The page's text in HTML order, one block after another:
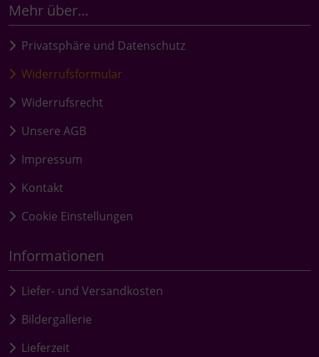
Mehr über...
Privatsphäre und Datenschutz
Widerrufsformular
Widerrufsrecht
Unsere AGB
Impressum
Kontakt
Cookie Einstellungen
Informationen
Liefer- und Versandkosten
Bildergallerie
Lieferzeit